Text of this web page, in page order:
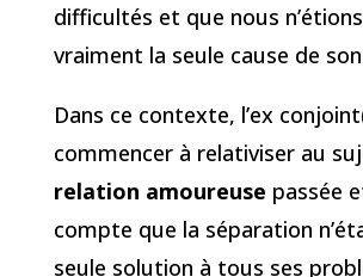
difficultés et que nous
vraiment la seule cause de
Dans ce contexte, l’ex
commencer à relativiser au
relation amoureuse passée
compte que la séparation
seule solution à tous ses